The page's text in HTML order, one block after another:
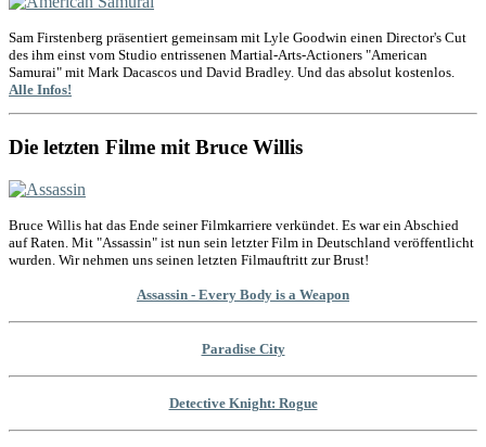
Sam Firstenberg präsentiert gemeinsam mit Lyle Goodwin einen Director's Cut
des ihm einst vom Studio entrissenen Martial-Arts-Actioners "American
Samurai" mit Mark Dacascos und David Bradley. Und das absolut kostenlos.
Alle Infos!
Die letzten Filme mit Bruce Willis
Bruce Willis hat das Ende seiner Filmkarriere verkündet. Es war ein Abschied
auf Raten. Mit "Assassin" ist nun sein letzter Film in Deutschland veröffentlicht
wurden. Wir nehmen uns seinen letzten Filmauftritt zur Brust!
Assassin - Every Body is a Weapon
Paradise City
Detective Knight: Rogue